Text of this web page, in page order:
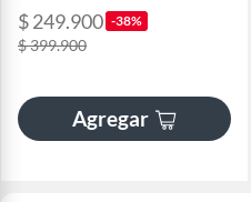
$ 249.900 -38%
$ 399.900
Agregar